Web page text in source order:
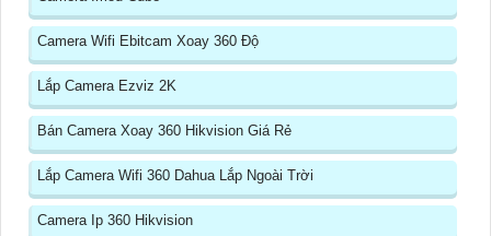
Camera Wifi Ebitcam Xoay 360 Độ
Lắp Camera Ezviz 2K
Bán Camera Xoay 360 Hikvision Giá Rẻ
Lắp Camera Wifi 360 Dahua Lắp Ngoài Trời
Camera Ip 360 Hikvision